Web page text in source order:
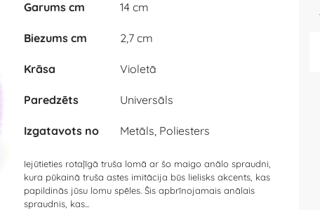
Garums cm 14 cm
Biezums cm 2,7 cm
Krāsa Violetā
Paredzēts Universāls
Izgatavots no Metāls, Poliesters
Iejūtieties rotaļīgā truša lomā ar šo maigo anālo spraudni,
kura pūkainā truša astes imitācija būs lielisks akcents, kas
papildinās jūsu lomu spēles. Šis apbrīnojamais anālais
spraudnis, kas...